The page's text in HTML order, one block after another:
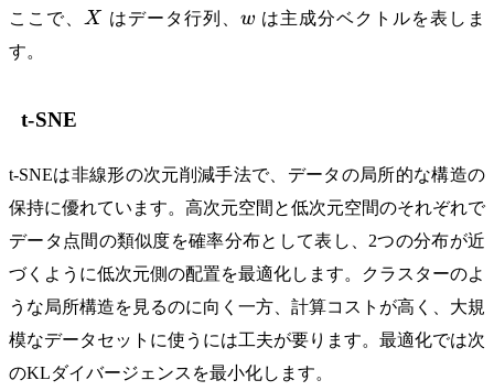
ここで、 X
X はデータ行列、 w
w は主成分ベクトルを表しま
す。
t-SNE
t-SNEは非線形の次元削減手法で、データの局所的な構造の
保持に優れています。高次元空間と低次元空間のそれぞれで
データ点間の類似度を確率分布として表し、2つの分布が近
づくように低次元側の配置を最適化します。クラスターのよ
うな局所構造を見るのに向く一方、計算コストが高く、大規
模なデータセットに使うには工夫が要ります。最適化では次
のKLダイバージェンスを最小化します。